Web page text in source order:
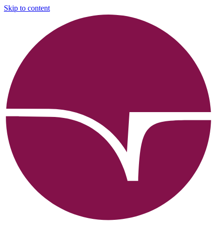
Skip to content